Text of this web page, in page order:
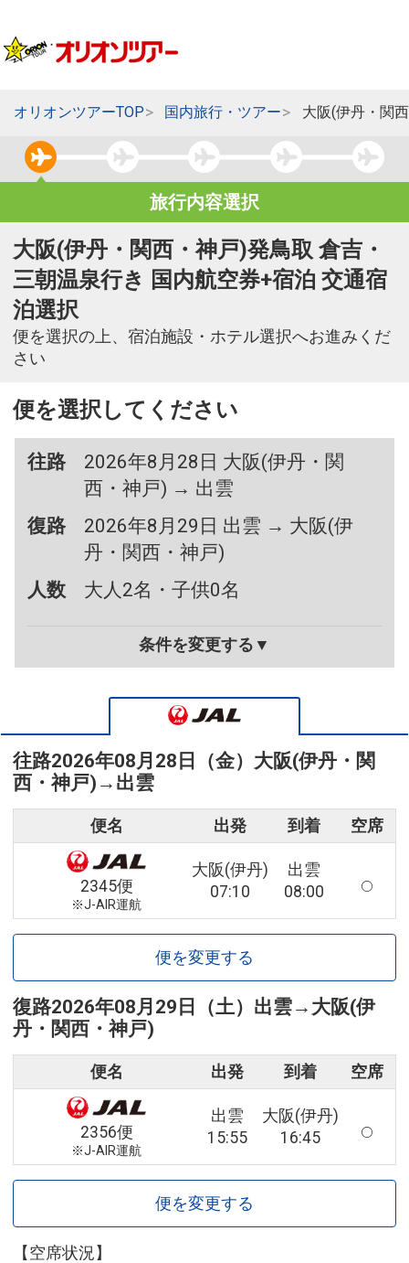
オリオンツアーTOP 国内旅行・ツアー 大阪(伊丹・関
旅行内容選択
大阪(伊丹・関西・神戸)発鳥取 倉吉・
三朝温泉行き 国内航空券+宿泊 交通宿
泊選択
便を選択の上、宿泊施設・ホテル選択へお進みくだ
さい
便を選択してください
往路
2026年8月28日 大阪(伊丹・関
西・神戸) → 出雲
復路
2026年8月29日 出雲 → 大阪(伊
丹・関西・神戸)
人数
大人2名・子供0名
条件を変更する▼
往路2026年08月28日（金） 大阪(伊丹・関
西・神戸) → 出雲
便名 出発 到着 空席
2345便
※J-AIR運航
大阪(伊丹)
07:10
出雲
08:00
便を変更する
復路2026年08月29日（土） 出雲→ 大阪(伊
丹・関西・神戸)
便名 出発 到着 空席
2356便
※J-AIR運航
出雲
15:55
大阪(伊丹)
16:45
便を変更する
【空席状況】